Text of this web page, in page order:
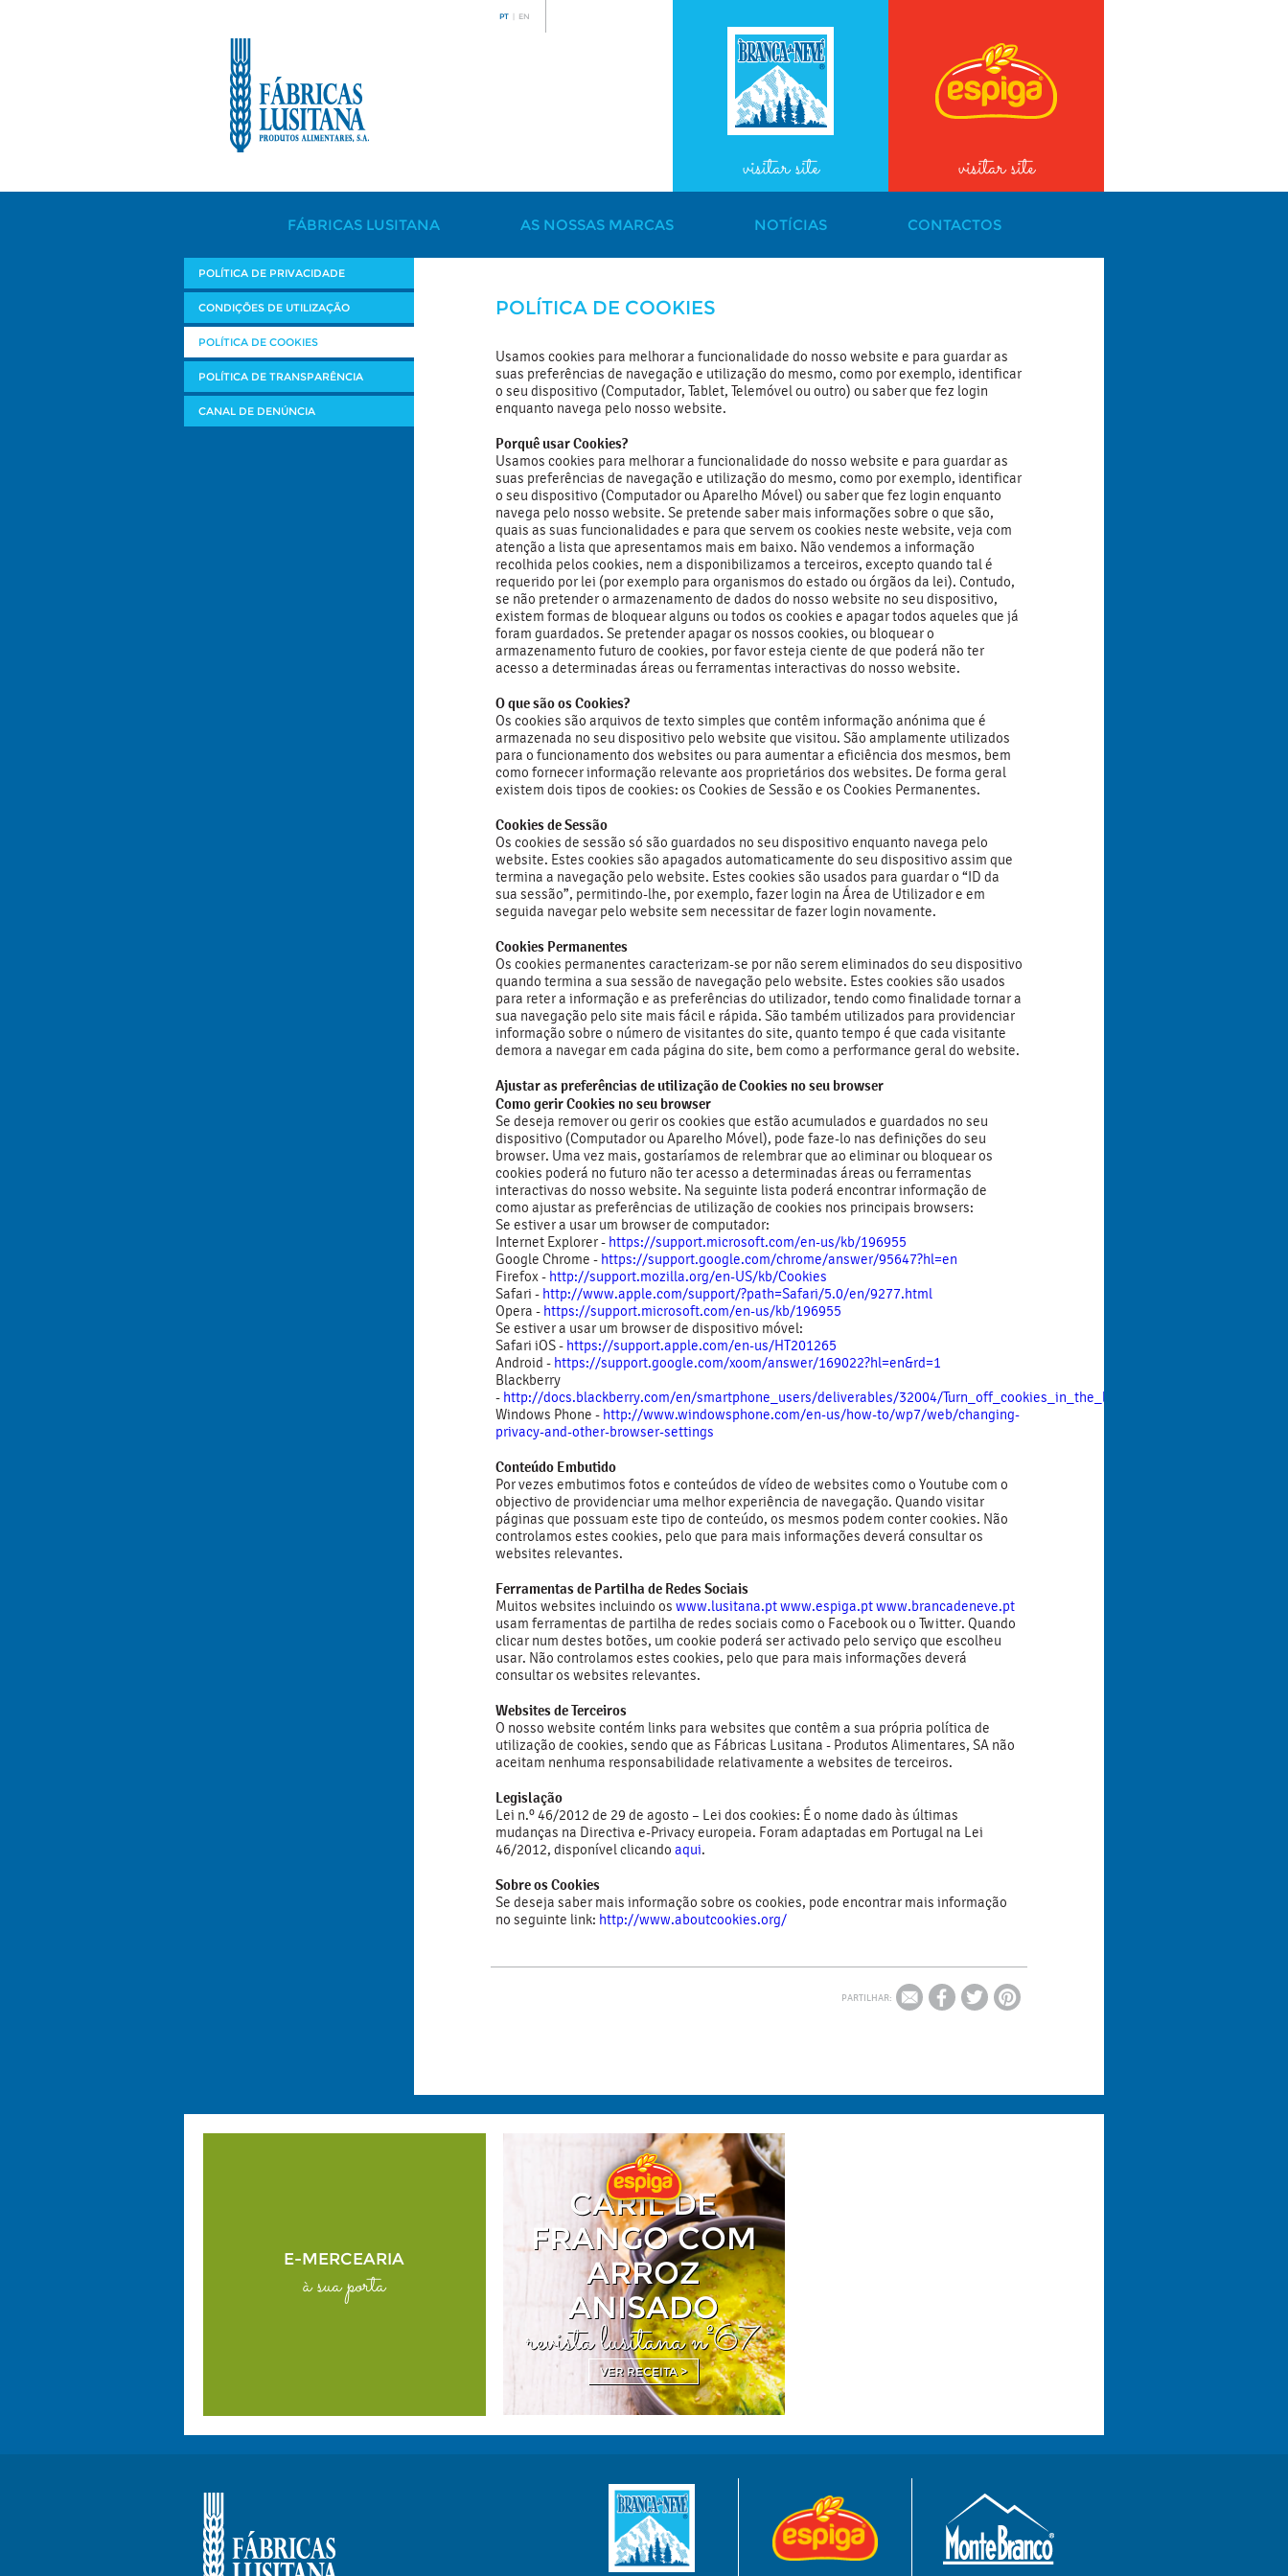
PT EN
visitar site visitar site
FÁBRICAS LUSITANA AS NOSSAS MARCAS NOTÍCIAS CONTACTOS
POLÍTICA DE PRIVACIDADE
CONDIÇÕES DE UTILIZAÇÃO
POLÍTICA DE COOKIES
POLÍTICA DE TRANSPARÊNCIA
CANAL DE DENÚNCIA
POLÍTICA DE COOKIES
Usamos cookies para melhorar a funcionalidade do nosso website e para guardar as
suas preferências de navegação e utilização do mesmo, como por exemplo, identificar
o seu dispositivo (Computador, Tablet, Telemóvel ou outro) ou saber que fez login
enquanto navega pelo nosso website.
Porquê usar Cookies?
Usamos cookies para melhorar a funcionalidade do nosso website e para guardar as
suas preferências de navegação e utilização do mesmo, como por exemplo, identificar
o seu dispositivo (Computador ou Aparelho Móvel) ou saber que fez login enquanto
navega pelo nosso website. Se pretende saber mais informações sobre o que são,
quais as suas funcionalidades e para que servem os cookies neste website, veja com
atenção a lista que apresentamos mais em baixo. Não vendemos a informação
recolhida pelos cookies, nem a disponibilizamos a terceiros, excepto quando tal é
requerido por lei (por exemplo para organismos do estado ou órgãos da lei). Contudo,
se não pretender o armazenamento de dados do nosso website no seu dispositivo,
existem formas de bloquear alguns ou todos os cookies e apagar todos aqueles que já
foram guardados. Se pretender apagar os nossos cookies, ou bloquear o
armazenamento futuro de cookies, por favor esteja ciente de que poderá não ter
acesso a determinadas áreas ou ferramentas interactivas do nosso website.
O que são os Cookies?
Os cookies são arquivos de texto simples que contêm informação anónima que é
armazenada no seu dispositivo pelo website que visitou. São amplamente utilizados
para o funcionamento dos websites ou para aumentar a eficiência dos mesmos, bem
como fornecer informação relevante aos proprietários dos websites. De forma geral
existem dois tipos de cookies: os Cookies de Sessão e os Cookies Permanentes.
Cookies de Sessão
Os cookies de sessão só são guardados no seu dispositivo enquanto navega pelo
website. Estes cookies são apagados automaticamente do seu dispositivo assim que
termina a navegação pelo website. Estes cookies são usados para guardar o “ID da
sua sessão”, permitindo-lhe, por exemplo, fazer login na Área de Utilizador e em
seguida navegar pelo website sem necessitar de fazer login novamente.
Cookies Permanentes
Os cookies permanentes caracterizam-se por não serem eliminados do seu dispositivo
quando termina a sua sessão de navegação pelo website. Estes cookies são usados
para reter a informação e as preferências do utilizador, tendo como finalidade tornar a
sua navegação pelo site mais fácil e rápida. São também utilizados para providenciar
informação sobre o número de visitantes do site, quanto tempo é que cada visitante
demora a navegar em cada página do site, bem como a performance geral do website.
Ajustar as preferências de utilização de Cookies no seu browser
Como gerir Cookies no seu browser
Se deseja remover ou gerir os cookies que estão acumulados e guardados no seu
dispositivo (Computador ou Aparelho Móvel), pode faze-lo nas definições do seu
browser. Uma vez mais, gostaríamos de relembrar que ao eliminar ou bloquear os
cookies poderá no futuro não ter acesso a determinadas áreas ou ferramentas
interactivas do nosso website. Na seguinte lista poderá encontrar informação de
como ajustar as preferências de utilização de cookies nos principais browsers:
Se estiver a usar um browser de computador:
Internet Explorer - https://support.microsoft.com/en-us/kb/196955
Google Chrome - https://support.google.com/chrome/answer/95647?hl=en
Firefox - http://support.mozilla.org/en-US/kb/Cookies
Safari - http://www.apple.com/support/?path=Safari/5.0/en/9277.html
Opera - https://support.microsoft.com/en-us/kb/196955
Se estiver a usar um browser de dispositivo móvel:
Safari iOS - https://support.apple.com/en-us/HT201265
Android - https://support.google.com/xoom/answer/169022?hl=en&rd=1
Blackberry
- http://docs.blackberry.com/en/smartphone_users/deliverables/32004/Turn_off_cookies_in_the_browser_60_1072866_11.jsp
Windows Phone - http://www.windowsphone.com/en-us/how-to/wp7/web/changing-
privacy-and-other-browser-settings
Conteúdo Embutido
Por vezes embutimos fotos e conteúdos de vídeo de websites como o Youtube com o
objectivo de providenciar uma melhor experiência de navegação. Quando visitar
páginas que possuam este tipo de conteúdo, os mesmos podem conter cookies. Não
controlamos estes cookies, pelo que para mais informações deverá consultar os
websites relevantes.
Ferramentas de Partilha de Redes Sociais
Muitos websites incluindo os www.lusitana.ptwww.espiga.ptwww.brancadeneve.pt
usam ferramentas de partilha de redes sociais como o Facebook ou o Twitter. Quando
clicar num destes botões, um cookie poderá ser activado pelo serviço que escolheu
usar. Não controlamos estes cookies, pelo que para mais informações deverá
consultar os websites relevantes.
Websites de Terceiros
O nosso website contém links para websites que contêm a sua própria política de
utilização de cookies, sendo que as Fábricas Lusitana - Produtos Alimentares, SA não
aceitam nenhuma responsabilidade relativamente a websites de terceiros.
Legislação
Lei n.º 46/2012 de 29 de agosto – Lei dos cookies: É o nome dado às últimas
mudanças na Directiva e-Privacy europeia. Foram adaptadas em Portugal na Lei
46/2012, disponível clicando aqui.
Sobre os Cookies
Se deseja saber mais informação sobre os cookies, pode encontrar mais informação
no seguinte link: http://www.aboutcookies.org/
PARTILHAR:
E-MERCEARIA
à sua porta
CARIL DE
FRANGO COM
ARROZ
ANISADO
revista lusitana nº67
VER RECEITA >